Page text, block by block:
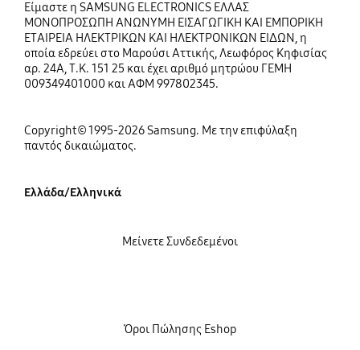
Είμαστε η SAMSUNG ELECTRONICS ΕΛΛΑΣ
ΜΟΝΟΠΡΟΣΩΠΗ ΑΝΩΝΥΜΗ ΕΙΣΑΓΩΓΙΚΗ ΚΑΙ ΕΜΠΟΡΙΚΗ
ΕΤΑΙΡΕΙΑ ΗΛΕΚΤΡΙΚΩΝ ΚΑΙ ΗΛΕΚΤΡΟΝΙΚΩΝ ΕΙΔΩΝ, η
οποία εδρεύει στο Μαρούσι Αττικής, Λεωφόρος Κηφισίας
αρ. 24Α, Τ.Κ. 151 25 και έχει αριθμό μητρώου ΓΕΜΗ
009349401000 και ΑΦΜ 997802345.
Copyright© 1995-2026 Samsung. Με την επιφύλαξη
παντός δικαιώματος.
Ελλάδα/Ελληνικά
Όροι Πώλησης Eshop
Μείνετε Συνδεδεμένοι